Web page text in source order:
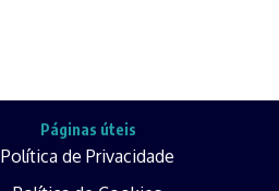
Páginas úteis
Política de Privacidade